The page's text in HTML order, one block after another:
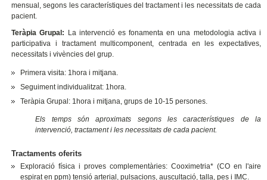
mensual, segons les característiques del tractament i les necessitats de cada
pacient.
Teràpia Grupal: La intervenció es fonamenta en una metodologia activa i
participativa i tractament multicomponent, centrada en les expectatives,
necessitats i vivències del grup.
Primera visita: 1hora i mitjana.
Seguiment individualitzat: 1hora.
Teràpia Grupal: 1hora i mitjana, grups de 10-15 persones.
Els temps són aproximats segons les característiques de la
intervenció, tractament i les necessitats de cada pacient.
Tractaments oferits
Exploració física i proves complementàries: Cooximetria* (CO en l'aire
espirat en ppm) tensió arterial, pulsacions, auscultació, talla, pes i IMC.